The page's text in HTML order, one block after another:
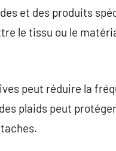
et des produits
le tissu ou le
peut réduire la
plaids peut